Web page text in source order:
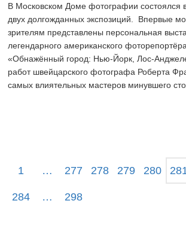
В Московском Доме фотографии состоялся
двух долгожданных экспозиций. Впервые
зрителям представлены персональная
легендарного американского
«Обнажённый город: Нью-Йорк, Лос-
работ швейцарского фотографа Роберта
самых влиятельных мастеров минувшего
1 … 277 278 279 280
284 … 298